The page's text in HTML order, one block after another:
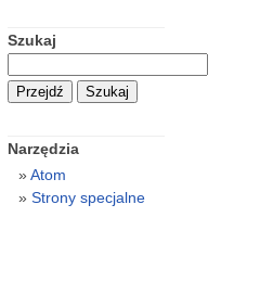
Szukaj
Narzędzia
Atom
Strony specjalne